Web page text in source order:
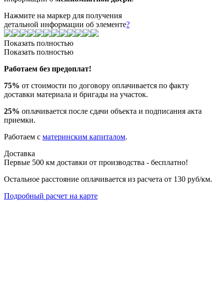
Нажмите на маркер для получения
детальной информации об элементе?
Показать полностью
Показать полностью
Работаем без предоплат!
75% от стоимости по договору оплачивается по факту
доставки материала и бригады на участок.
25% оплачивается после сдачи объекта и подписания акта
приемки.
Работаем с материнским капиталом.
Доставка
Первые 500 км доставки от производства - бесплатно!
Остальное расстояние оплачивается из расчета от 130 руб/км.
Подробный расчет на карте